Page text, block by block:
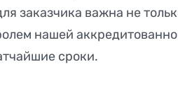
важна не
нашей
сроки.